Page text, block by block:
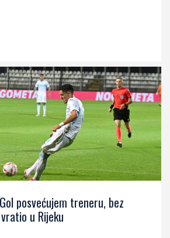
posvećujem treneru, bez
u Rijeku